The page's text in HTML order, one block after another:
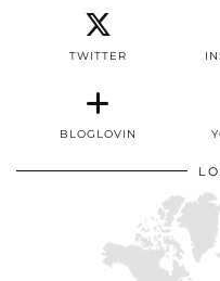
TWITTER
BLOGLOVIN